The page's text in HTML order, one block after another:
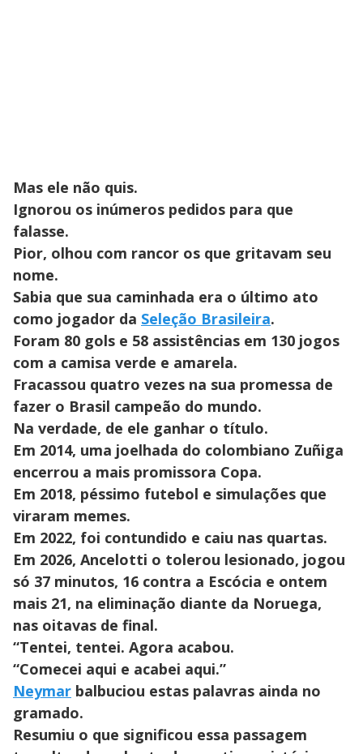
Mas ele não quis.
Ignorou os inúmeros pedidos para que
falasse.
Pior, olhou com rancor os que gritavam seu
nome.
Sabia que sua caminhada era o último ato
como jogador da Seleção Brasileira.
Foram 80 gols e 58 assistências em 130 jogos
com a camisa verde e amarela.
Fracassou quatro vezes na sua promessa de
fazer o Brasil campeão do mundo.
Na verdade, de ele ganhar o título.
Em 2014, uma joelhada do colombiano Zuñiga
encerrou a mais promissora Copa.
Em 2018, péssimo futebol e simulações que
viraram memes.
Em 2022, foi contundido e caiu nas quartas.
Em 2026, Ancelotti o tolerou lesionado, jogou
só 37 minutos, 16 contra a Escócia e ontem
mais 21, na eliminação diante da Noruega,
nas oitavas de final.
“Tentei, tentei. Agora acabou.
“Comecei aqui e acabei aqui.”
Neymar balbuciou estas palavras ainda no
gramado.
Resumiu o que significou essa passagem